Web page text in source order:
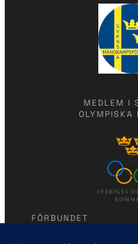
MEDLEM I
OLYMPISKA
FÖRBUNDET